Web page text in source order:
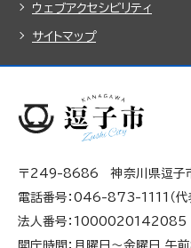
ウェブアクセシビリティ
サイトマップ
〒249-8686 神奈川県逗子
電話番号：046-873-1111（代
法人番号：1000020142085
開庁時間：月曜日～金曜日 午